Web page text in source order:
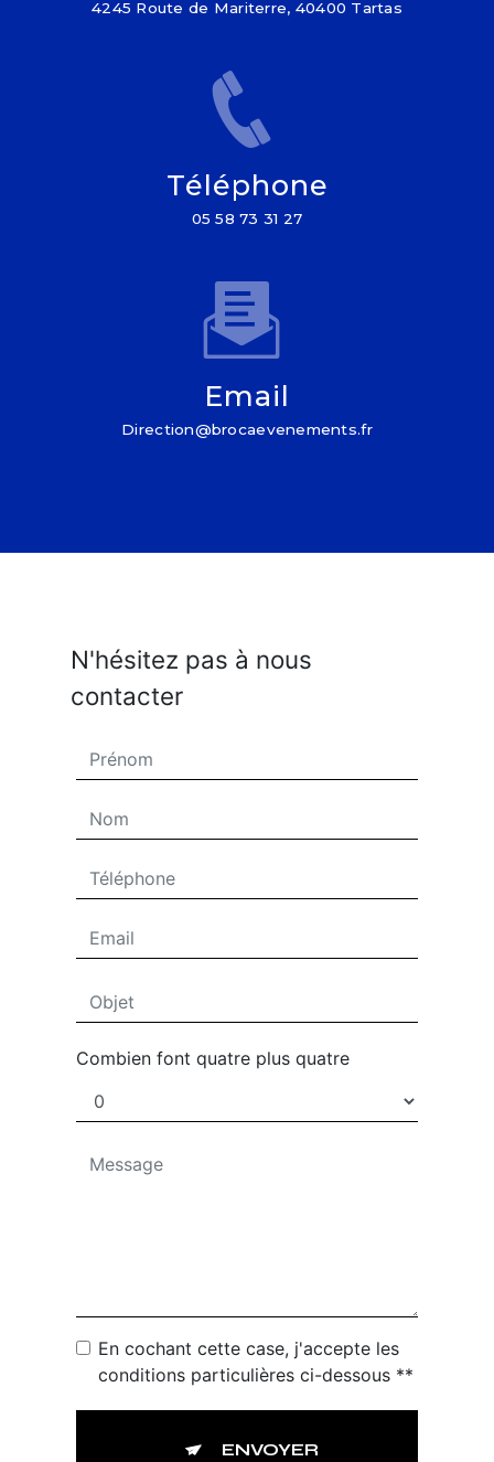
4245 Route de Mariterre, 40400 Tartas
Téléphone
05 58 73 31 27
Email
direction@brocaevenements.fr
N'hésitez pas à nous
contacter
Combien font quatre plus quatre
En cochant cette case, j'accepte les
conditions particulières ci-dessous **
ENVOYER